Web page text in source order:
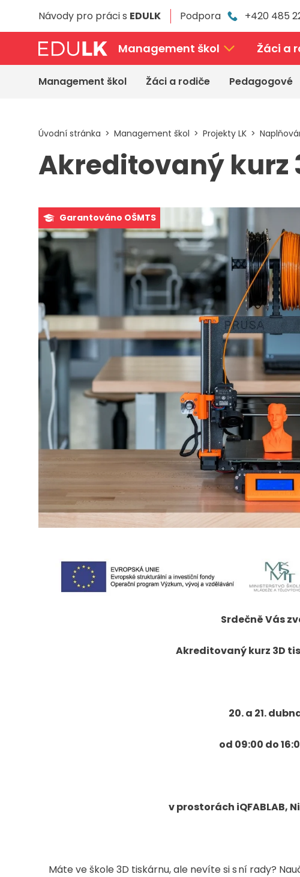
Návody pro práci s EDULK Podpora +420 485
Management škol Žáci a
Management škol Žáci a rodiče Pedagogové
Úvodní stránka Management škol Projekty LK
Akreditovaný kurz
Garantováno OŠMTS
Srdečně Vás
Akreditovaný kurz 3D
20. a 21.
od 09:00 do
v prostorách iQFABLAB,
Máte ve škole 3D tiskárnu, ale nevíte si s ní rady?